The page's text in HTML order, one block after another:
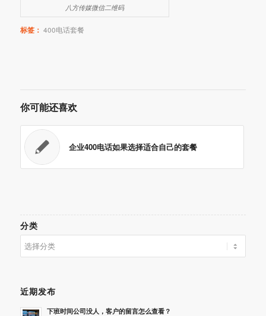
八方传媒微信二维码
标签： 400电话套餐
你可能还喜欢
企业400电话如果选择适合自己的套餐
分类
类
近期发布
下班时间公司没人，客户的留言怎么查看？